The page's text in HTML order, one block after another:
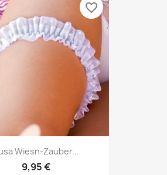
Wiesn-Zauber...
9,95 €
favorite_border